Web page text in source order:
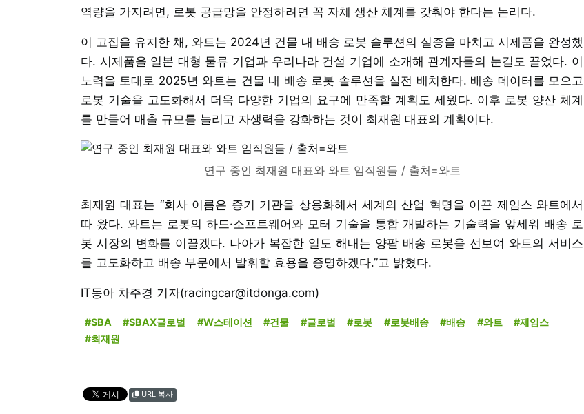
역량을 가지려면, 로봇 공급망을 안정하려면 꼭 자체 생산 체계를 갖춰야 한다는 논리다.
이 고집을 유지한 채, 와트는 2024년 건물 내 배송 로봇 솔루션의 실증을 마치고 시제품을 완성했
다. 시제품을 일본 대형 물류 기업과 우리나라 건설 기업에 소개해 관계자들의 눈길도 끌었다. 이
노력을 토대로 2025년 와트는 건물 내 배송 로봇 솔루션을 실전 배치한다. 배송 데이터를 모으고
로봇 기술을 고도화해서 더욱 다양한 기업의 요구에 만족할 계획도 세웠다. 이후 로봇 양산 체계
를 만들어 매출 규모를 늘리고 자생력을 강화하는 것이 최재원 대표의 계획이다.
연구 중인 최재원 대표와 와트 임직원들 / 출처=와트
최재원 대표는 “회사 이름은 증기 기관을 상용화해서 세계의 산업 혁명을 이끈 제임스 와트에서
따 왔다. 와트는 로봇의 하드·소프트웨어와 모터 기술을 통합 개발하는 기술력을 앞세워 배송 로
봇 시장의 변화를 이끌겠다. 나아가 복잡한 일도 해내는 양팔 배송 로봇을 선보여 와트의 서비스
를 고도화하고 배송 부문에서 발휘할 효용을 증명하겠다.”고 밝혔다.
IT동아 차주경 기자(racingcar@itdonga.com)
#SBA #SBAX글로벌 #W스테이션 #건물 #글로벌 #로봇 #로봇배송 #배송 #와트
#제임스
#최재원
URL 복사